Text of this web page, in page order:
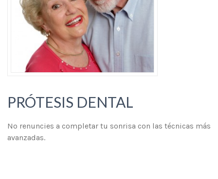
PRÓTESIS DENTAL
No renuncies a completar tu sonrisa con las técnicas más
avanzadas.